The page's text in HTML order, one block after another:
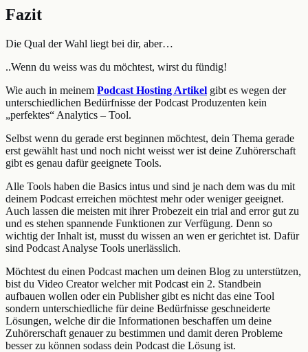
Fazit
Die Qual der Wahl liegt bei dir, aber…
..Wenn du weiss was du möchtest, wirst du fündig!
Wie auch in meinem Podcast Hosting Artikel gibt es wegen der
unterschiedlichen Bedürfnisse der Podcast Produzenten kein
„perfektes“ Analytics – Tool.
Selbst wenn du gerade erst beginnen möchtest, dein Thema gerade
erst gewählt hast und noch nicht weisst wer ist deine Zuhörerschaft
gibt es genau dafür geeignete Tools.
Alle Tools haben die Basics intus und sind je nach dem was du mit
deinem Podcast erreichen möchtest mehr oder weniger geeignet.
Auch lassen die meisten mit ihrer Probezeit ein trial and error gut zu
und es stehen spannende Funktionen zur Verfügung. Denn so
wichtig der Inhalt ist, musst du wissen an wen er gerichtet ist. Dafür
sind Podcast Analyse Tools unerlässlich.
Möchtest du einen Podcast machen um deinen Blog zu unterstützen,
bist du Video Creator welcher mit Podcast ein 2. Standbein
aufbauen wollen oder ein Publisher gibt es nicht das eine Tool
sondern unterschiedliche für deine Bedürfnisse geschneiderte
Lösungen, welche dir die Informationen beschaffen um deine
Zuhörerschaft genauer zu bestimmen und damit deren Probleme
besser zu können sodass dein Podcast die Lösung ist.